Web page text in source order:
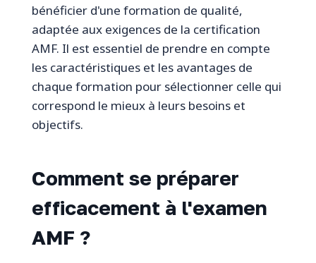
bénéficier d'une formation de qualité,
adaptée aux exigences de la certification
AMF. Il est essentiel de prendre en compte
les caractéristiques et les avantages de
chaque formation pour sélectionner celle qui
correspond le mieux à leurs besoins et
objectifs.
Comment se préparer
efficacement à l'examen
AMF ?